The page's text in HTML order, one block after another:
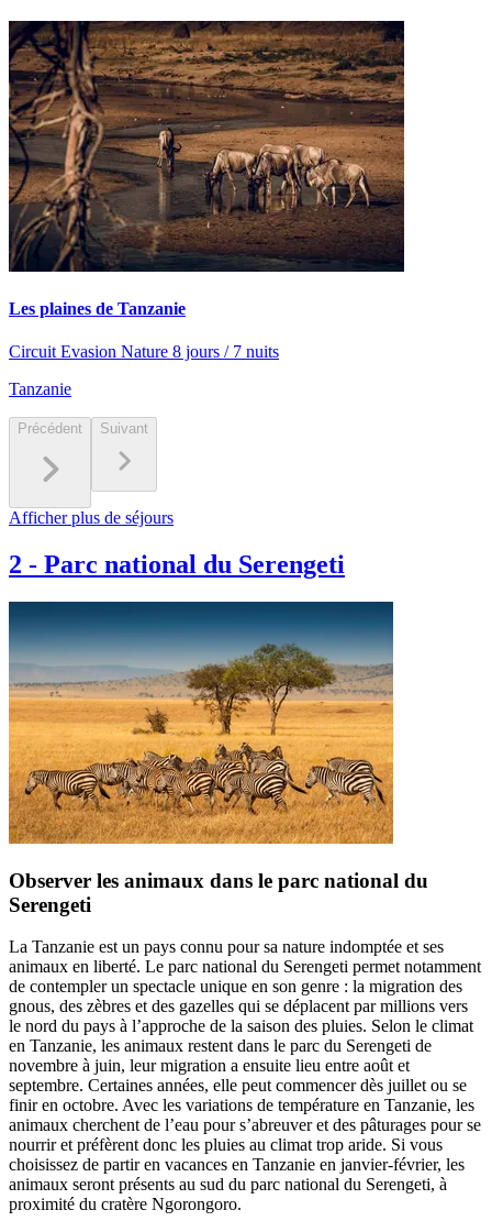
Les plaines de Tanzanie
Circuit Evasion Nature 8 jours / 7 nuits
Tanzanie
Précédent Suivant
Afficher plus de séjours
2 - Parc national du Serengeti
Observer les animaux dans le parc national du
Serengeti
La Tanzanie est un pays connu pour sa nature indomptée et ses
animaux en liberté. Le parc national du Serengeti permet notamment
de contempler un spectacle unique en son genre : la migration des
gnous, des zèbres et des gazelles qui se déplacent par millions vers
le nord du pays à l’approche de la saison des pluies. Selon le climat
en Tanzanie, les animaux restent dans le parc du Serengeti de
novembre à juin, leur migration a ensuite lieu entre août et
septembre. Certaines années, elle peut commencer dès juillet ou se
finir en octobre. Avec les variations de température en Tanzanie, les
animaux cherchent de l’eau pour s’abreuver et des pâturages pour se
nourrir et préfèrent donc les pluies au climat trop aride. Si vous
choisissez de partir en vacances en Tanzanie en janvier-février, les
animaux seront présents au sud du parc national du Serengeti, à
proximité du cratère Ngorongoro.